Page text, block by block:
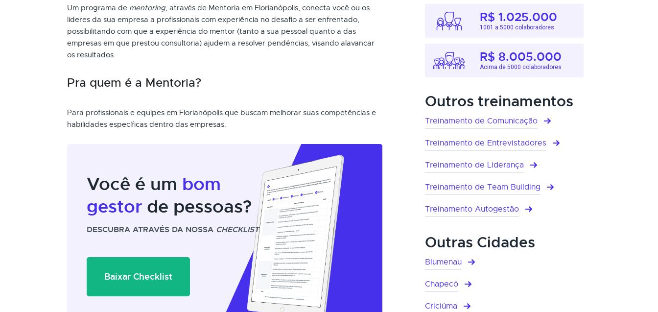
Um programa de mentoring, através de Mentoria em Florianópolis, conecta você ou os
líderes da sua empresa a profissionais com experiência no desafio a ser enfrentado,
possibilitando com que a experiência do mentor (tanto a sua pessoal quanto a das
empresas em que prestou consultoria) ajudem a resolver pendências, visando alavancar
os resultados.
Pra quem é a Mentoria?
Para profissionais e equipes em Florianópolis que buscam melhorar suas competências e
habilidades específicas dentro das empresas.
Você é um bom
gestor de pessoas?
DESCUBRA ATRAVÉS DA NOSSA CHECKLIST
Baixar Checklist
R$ 1.025.000
1001 a 5000 colaboradores
R$ 8.005.000
Acima de 5000 colaboradores
Outros treinamentos
Treinamento de Comunicação
Treinamento de Entrevistadores
Treinamento de Liderança
Treinamento de Team Building
Treinamento Autogestão
Outras Cidades
Blumenau
Chapecó
Criciúma